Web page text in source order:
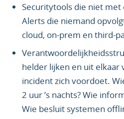
Securitytools die niet
Alerts die niemand
cloud, on-prem en third-
helder lijken en uit elkaar
incident zich voordoet.
2 uur ’s nachts? Wie
Wie besluit systemen